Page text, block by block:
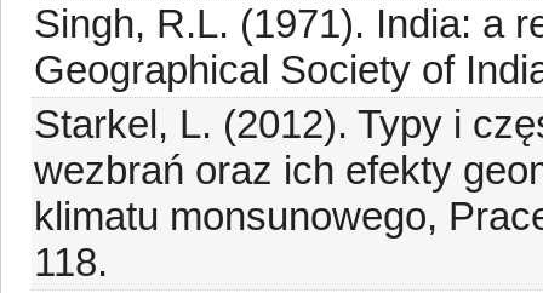
Singh, R.L. (1971). India: a
Geographical Society of
Starkel, L. (2012). Typy i
wezbrań oraz ich efekty
klimatu monsunowego,
118.